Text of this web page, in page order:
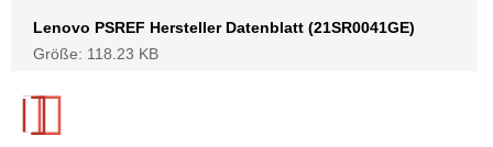
Lenovo PSREF Hersteller Datenblatt (21SR0041GE)
Größe: 118.23 KB